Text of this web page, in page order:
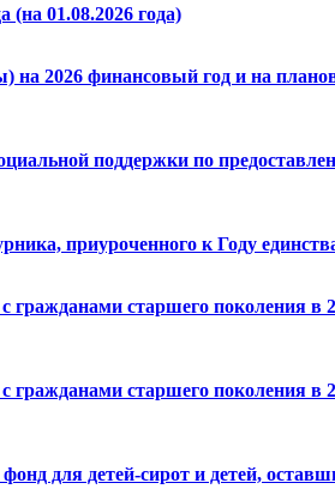
(на 01.08.2026 года)
2026 финансовый год и на
поддержки по
приуроченного к Году
старшего поколения в
старшего поколения в
для детей-сирот и детей,